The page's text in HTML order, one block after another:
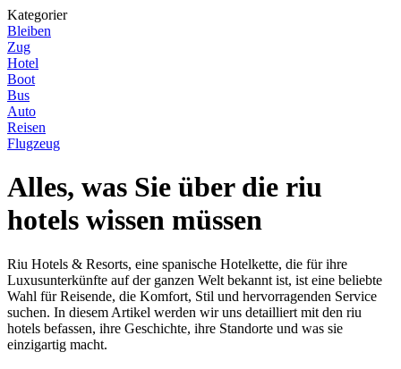
Kategorier
Bleiben
Zug
Hotel
Boot
Bus
Auto
Reisen
Flugzeug
Alles, was Sie über die riu
hotels wissen müssen
Riu Hotels & Resorts, eine spanische Hotelkette, die für ihre
Luxusunterkünfte auf der ganzen Welt bekannt ist, ist eine beliebte
Wahl für Reisende, die Komfort, Stil und hervorragenden Service
suchen. In diesem Artikel werden wir uns detailliert mit den riu
hotels befassen, ihre Geschichte, ihre Standorte und was sie
einzigartig macht.